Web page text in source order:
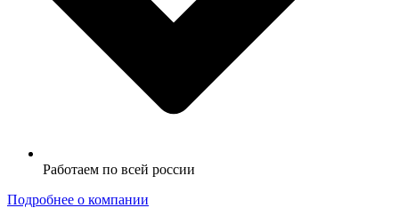
Работаем по всей россии
Подробнее о компании